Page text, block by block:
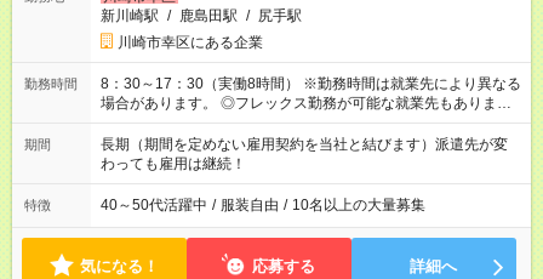
新川崎駅 / 鹿島田駅 / 尻手駅
川崎市幸区にある企業
勤務時間
8：30～17：30（実働8時間） ※勤務時間は就業先により異なる
場合があります。 ◎フレックス勤務が可能な就業先もありま
す。 ◎今よりもさらに働きやすい環境をつくるべく、 働き方
改革に全社をあげて取り組んでいます。
期間
長期（期間を定めない雇用契約を当社と結びます）派遣先が変
わっても雇用は継続！
特徴 40～50代活躍中 / 服装自由 / 10名以上の大量募集
気になる！ 応募する 詳細へ